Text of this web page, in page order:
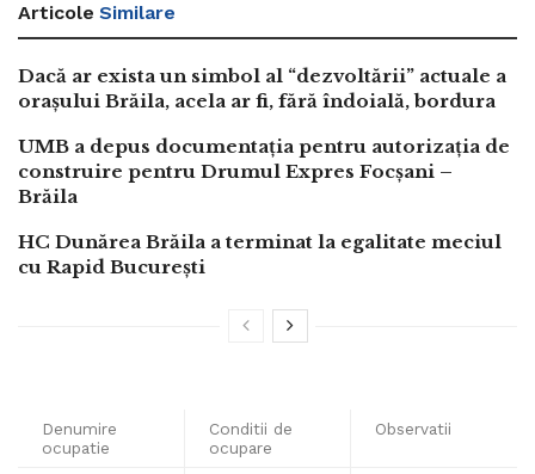
Articole Similare
Dacă ar exista un simbol al “dezvoltării” actuale a
orașului Brăila, acela ar fi, fără îndoială, bordura
UMB a depus documentația pentru autorizația de
construire pentru Drumul Expres Focșani –
Brăila
HC Dunărea Brăila a terminat la egalitate meciul
cu Rapid București
Denumire
ocupatie
Conditii de
ocupare
Observatii